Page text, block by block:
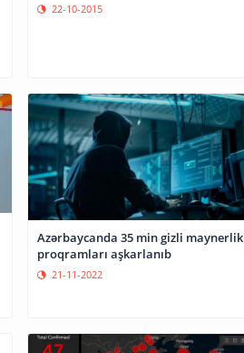
22-10-2015
Azərbaycanda 35 min gizli maynerlik
proqramları aşkarlanıb
21-11-2022